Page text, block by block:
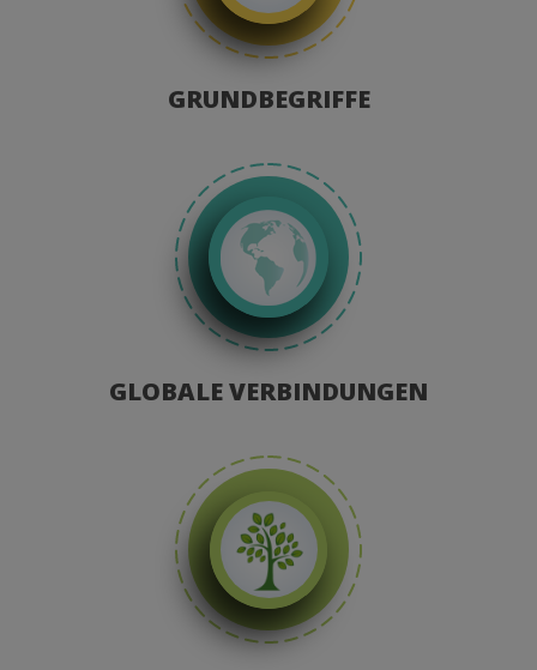
GRUNDBEGRIFFE
GLOBALE VERBINDUNGEN